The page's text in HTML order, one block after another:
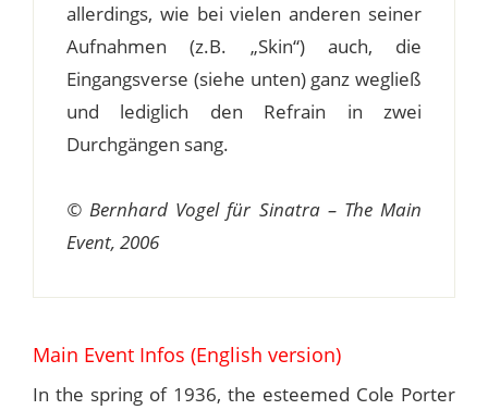
allerdings, wie bei vielen anderen seiner
Aufnahmen (z.B. „Skin“) auch, die
Eingangsverse (siehe unten) ganz wegließ
und lediglich den Refrain in zwei
Durchgängen sang.
© Bernhard Vogel für Sinatra – The Main
Event, 2006
Main Event Infos (English version)
In the spring of 1936, the esteemed Cole Porter